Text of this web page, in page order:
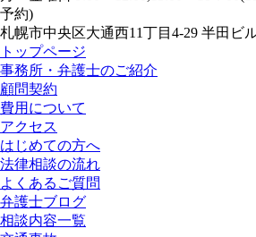
予約)
札幌市中央区大通西11丁目4-29 半田ビ
トップページ
事務所・弁護士のご紹介
顧問契約
費用について
アクセス
はじめての方へ
法律相談の流れ
よくあるご質問
弁護士ブログ
相談内容一覧